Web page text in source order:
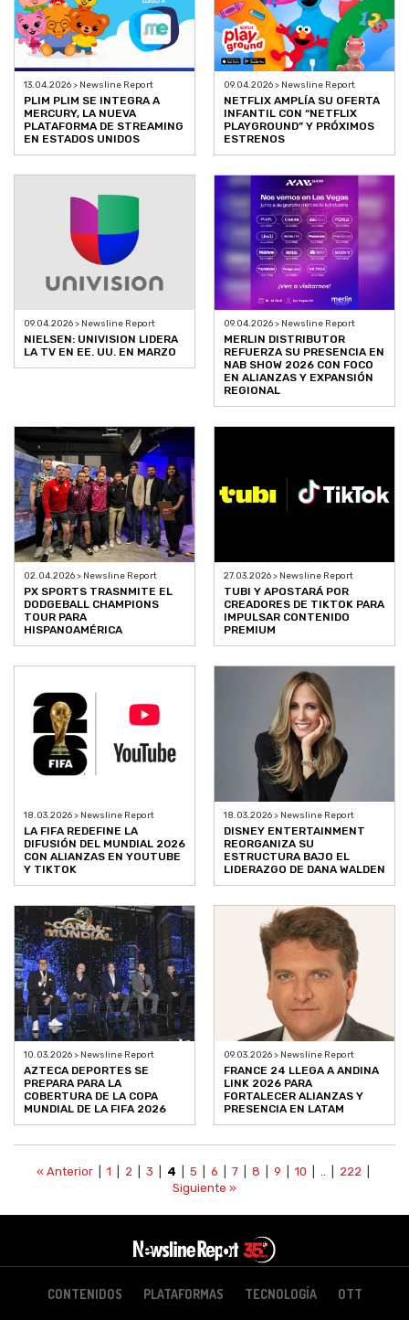
13.04.2026 > Newsline Report
PLIM PLIM SE INTEGRA A
MERCURY, LA NUEVA
PLATAFORMA DE STREAMING
EN ESTADOS UNIDOS
09.04.2026 > Newsline Report
NETFLIX AMPLÍA SU OFERTA
INFANTIL CON “NETFLIX
PLAYGROUND” Y PRÓXIMOS
ESTRENOS
09.04.2026 > Newsline Report
NIELSEN: UNIVISION LIDERA
LA TV EN EE. UU. EN MARZO
09.04.2026 > Newsline Report
MERLIN DISTRIBUTOR
REFUERZA SU PRESENCIA EN
NAB SHOW 2026 CON FOCO
EN ALIANZAS Y EXPANSIÓN
REGIONAL
02.04.2026 > Newsline Report
PX SPORTS TRASNMITE EL
DODGEBALL CHAMPIONS
TOUR PARA
HISPANOAMÉRICA
27.03.2026 > Newsline Report
TUBI Y APOSTARÁ POR
CREADORES DE TIKTOK PARA
IMPULSAR CONTENIDO
PREMIUM
18.03.2026 > Newsline Report
LA FIFA REDEFINE LA
DIFUSIÓN DEL MUNDIAL 2026
CON ALIANZAS EN YOUTUBE
Y TIKTOK
18.03.2026 > Newsline Report
DISNEY ENTERTAINMENT
REORGANIZA SU
ESTRUCTURA BAJO EL
LIDERAZGO DE DANA WALDEN
10.03.2026 > Newsline Report
AZTECA DEPORTES SE
PREPARA PARA LA
COBERTURA DE LA COPA
MUNDIAL DE LA FIFA 2026
09.03.2026 > Newsline Report
FRANCE 24 LLEGA A ANDINA
LINK 2026 PARA
FORTALECER ALIANZAS Y
PRESENCIA EN LATAM
« Anterior 1 2 3 4 5 6 7 8 9 10 222
Siguiente »
CONTENIDOS PLATAFORMAS TECNOLOGÍA OTT